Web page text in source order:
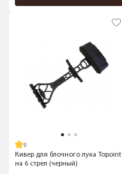
Кивер для блочного лука Topoint
на 6 стрел (черный)